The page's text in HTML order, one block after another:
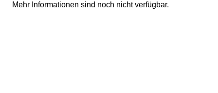
Mehr Informationen sind noch nicht verfügbar.